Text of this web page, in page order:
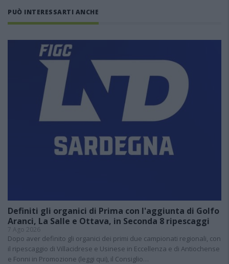
PUÒ INTERESSARTI ANCHE
Definiti gli organici di Prima con l'aggiunta di Golfo
Aranci, La Salle e Ottava, in Seconda 8 ripescaggi
7 Ago 2026
Dopo aver definito gli organici dei primi due campionati regionali, con
il ripescaggio di Villacidrese e Usinese in Eccellenza e di Antiochense
e Fonni in Promozione (leggi qui), il Consiglio…